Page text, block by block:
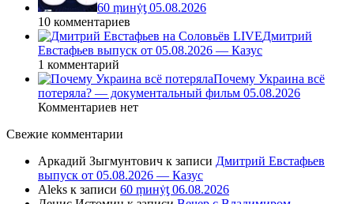
60 ṃинẏƫ 05.08.2026
10 комментариев
Дмитрий
Евстафьев выпуск от 05.08.2026 — Казус
1 комментарий
Почему Украина всё
потеряла? — документальный фильм 05.08.2026
Комментариев нет
Свежие комментарии
Аркадий Зыгмунтович к записи Дмитрий Евстафьев
выпуск от 05.08.2026 — Казус
Aleks к записи 60 ṃинẏƫ 06.08.2026